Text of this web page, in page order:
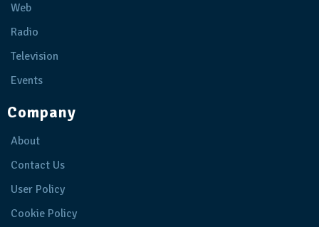
Web
Radio
Television
Events
Company
About
Contact Us
User Policy
Cookie Policy